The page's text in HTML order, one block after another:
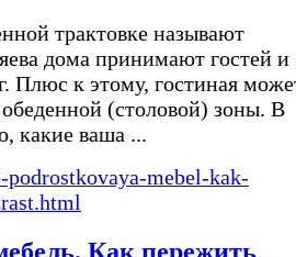
трактовке называют
дома принимают гостей и
Плюс к этому, гостиная
обеденной (столовой) зоны. В
какие ваша ...
Как пережить